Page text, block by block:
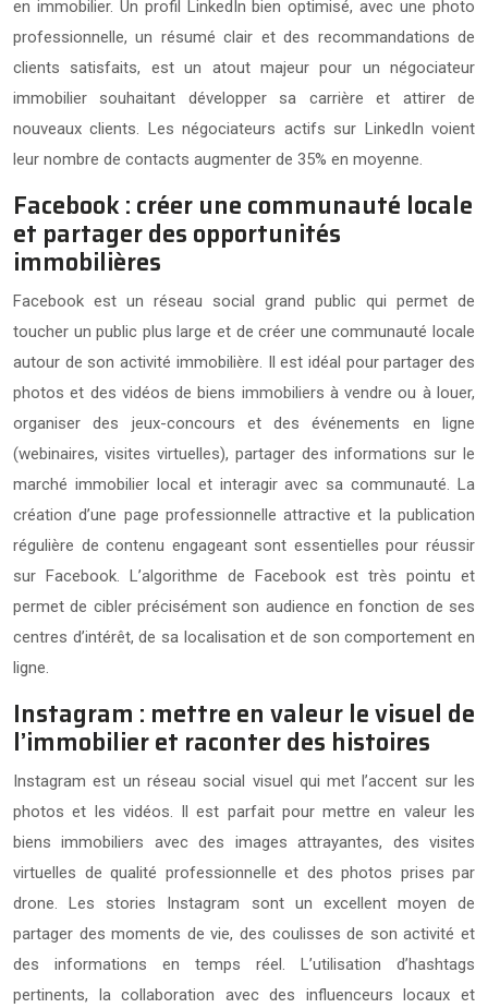
en immobilier. Un profil LinkedIn bien optimisé, avec une photo
professionnelle, un résumé clair et des recommandations de
clients satisfaits, est un atout majeur pour un négociateur
immobilier souhaitant développer sa carrière et attirer de
nouveaux clients. Les négociateurs actifs sur LinkedIn voient
leur nombre de contacts augmenter de 35% en moyenne.
Facebook : créer une communauté locale
et partager des opportunités
immobilières
Facebook est un réseau social grand public qui permet de
toucher un public plus large et de créer une communauté locale
autour de son activité immobilière. Il est idéal pour partager des
photos et des vidéos de biens immobiliers à vendre ou à louer,
organiser des jeux-concours et des événements en ligne
(webinaires, visites virtuelles), partager des informations sur le
marché immobilier local et interagir avec sa communauté. La
création d’une page professionnelle attractive et la publication
régulière de contenu engageant sont essentielles pour réussir
sur Facebook. L’algorithme de Facebook est très pointu et
permet de cibler précisément son audience en fonction de ses
centres d’intérêt, de sa localisation et de son comportement en
ligne.
Instagram : mettre en valeur le visuel de
l’immobilier et raconter des histoires
Instagram est un réseau social visuel qui met l’accent sur les
photos et les vidéos. Il est parfait pour mettre en valeur les
biens immobiliers avec des images attrayantes, des visites
virtuelles de qualité professionnelle et des photos prises par
drone. Les stories Instagram sont un excellent moyen de
partager des moments de vie, des coulisses de son activité et
des informations en temps réel. L’utilisation d’hashtags
pertinents, la collaboration avec des influenceurs locaux et